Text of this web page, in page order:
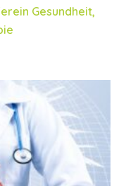
Gesundheit,